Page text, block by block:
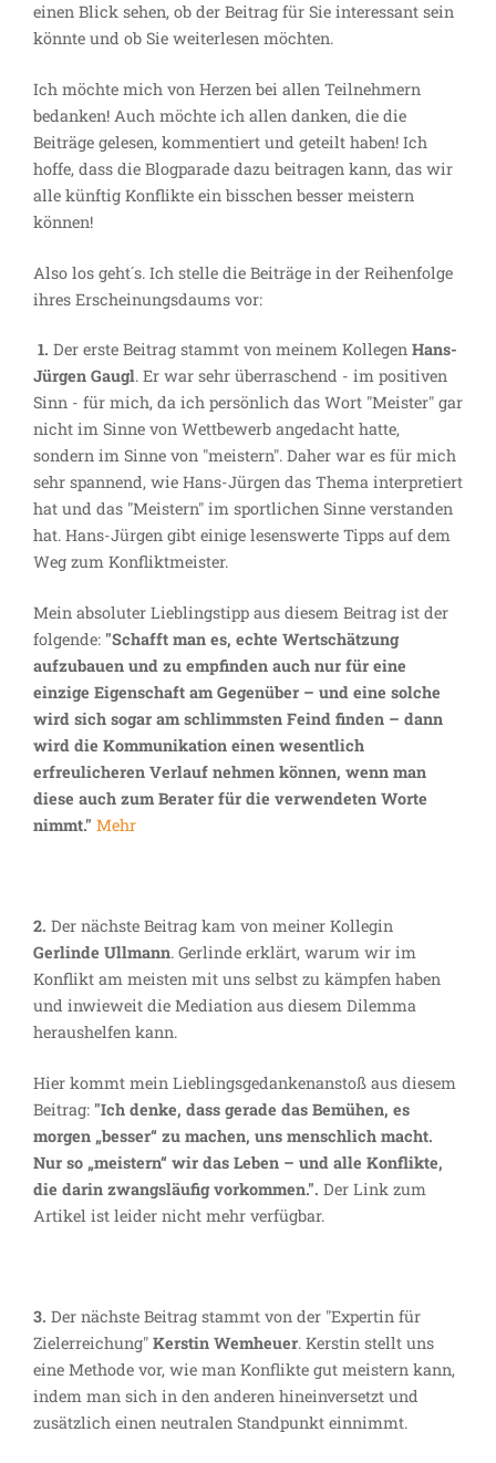
einen Blick sehen, ob der Beitrag für Sie interessant sein
könnte und ob Sie weiterlesen möchten.
Ich möchte mich von Herzen bei allen Teilnehmern
bedanken! Auch möchte ich allen danken, die die
Beiträge gelesen, kommentiert und geteilt haben! Ich
hoffe, dass die Blogparade dazu beitragen kann, das wir
alle künftig Konflikte ein bisschen besser meistern
können!
Also los geht´s. Ich stelle die Beiträge in der Reihenfolge
ihres Erscheinungsdaums vor:
1. Der erste Beitrag stammt von meinem Kollegen Hans-
Jürgen Gaugl. Er war sehr überraschend - im positiven
Sinn - für mich, da ich persönlich das Wort "Meister" gar
nicht im Sinne von Wettbewerb angedacht hatte,
sondern im Sinne von "meistern". Daher war es für mich
sehr spannend, wie Hans-Jürgen das Thema interpretiert
hat und das "Meistern" im sportlichen Sinne verstanden
hat. Hans-Jürgen gibt einige lesenswerte Tipps auf dem
Weg zum Konfliktmeister.
Mein absoluter Lieblingstipp aus diesem Beitrag ist der
folgende: "Schafft man es, echte Wertschätzung
aufzubauen und zu empfinden auch nur für eine
einzige Eigenschaft am Gegenüber – und eine solche
wird sich sogar am schlimmsten Feind finden – dann
wird die Kommunikation einen wesentlich
erfreulicheren Verlauf nehmen können, wenn man
diese auch zum Berater für die verwendeten Worte
nimmt." Mehr
2. Der nächste Beitrag kam von meiner Kollegin
Gerlinde Ullmann. Gerlinde erklärt, warum wir im
Konflikt am meisten mit uns selbst zu kämpfen haben
und inwieweit die Mediation aus diesem Dilemma
heraushelfen kann.
Hier kommt mein Lieblingsgedankenanstoß aus diesem
Beitrag: "Ich denke, dass gerade das Bemühen, es
morgen „besser“ zu machen, uns menschlich macht.
Nur so „meistern“ wir das Leben – und alle Konflikte,
die darin zwangsläufig vorkommen.". Der Link zum
Artikel ist leider nicht mehr verfügbar.
3. Der nächste Beitrag stammt von der "Expertin für
Zielerreichung" Kerstin Wemheuer. Kerstin stellt uns
eine Methode vor, wie man Konflikte gut meistern kann,
indem man sich in den anderen hineinversetzt und
zusätzlich einen neutralen Standpunkt einnimmt.